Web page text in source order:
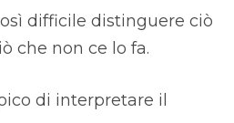
difficile distinguere ciò
che non ce lo fa.
di interpretare il